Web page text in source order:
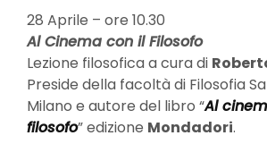
28 Aprile – ore 10.30
Al Cinema con il Filosofo
Lezione filosofica a cura di
Preside della facoltà di Filosofia
Milano e autore del libro “Al
filosofo” edizione Mondadori.